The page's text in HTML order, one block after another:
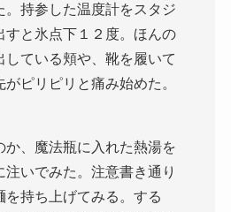
。持参した温度計をスタジ
すと氷点下１２度。ほんの
している頬や、靴を履いて
ピリピリと痛み始めた。
か、魔法瓶に入れた熱湯を
注いでみた。注意書き通り
を持ち上げてみる。する